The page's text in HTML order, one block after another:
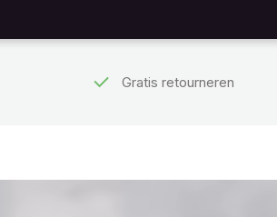
Gratis retourneren